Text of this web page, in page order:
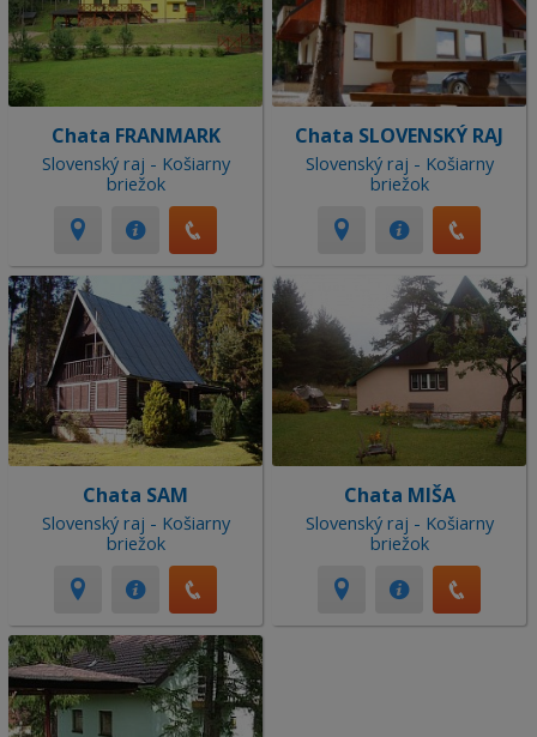
Chata FRANMARK
Slovenský raj - Košiarny
briežok
Chata SLOVENSKÝ RAJ
Slovenský raj - Košiarny
briežok
Chata SAM
Slovenský raj - Košiarny
briežok
Chata MIŠA
Slovenský raj - Košiarny
briežok